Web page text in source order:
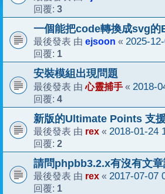
回覆: 3
一個能把code轉換成svg的
最後發表 由 ejsoon « 2025-
回覆: 1
安裝模組出現問題
最後發表 由心靈捕手 « 2018-
回覆: 4
新版的Ultimate Points 支
最後發表 由 rex « 2018-01-24
回覆: 2
請問phpbb3.2.x有沒有文
最後發表 由 rex « 2017-07-07
回覆: 1